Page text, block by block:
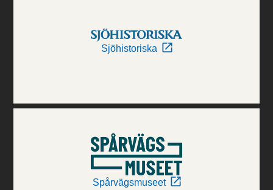
Sjöhistoriska
Spårvägsmuseet